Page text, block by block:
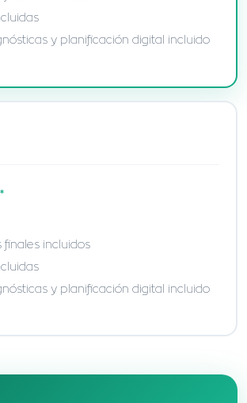
y planificación digital incluido
*
incluidos
y planificación digital incluido